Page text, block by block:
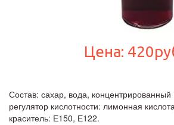
Цена:
Состав: сахар, вода,
регулятор кислотности: лимонная
краситель: Е150, Е122.